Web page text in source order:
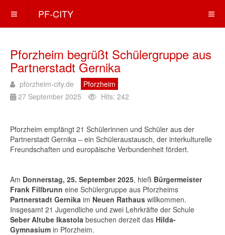
PF-CITY
Pforzheim begrüßt Schülergruppe aus
Partnerstadt Gernika
pforzheim-city.de
Pforzheim
27 September 2025
Hits: 242
Pforzheim empfängt 21 Schülerinnen und Schüler aus der
Partnerstadt Gernika – ein Schüleraustausch, der interkulturelle
Freundschaften und europäische Verbundenheit fördert.
Am Donnerstag, 25. September 2025, hieß Bürgermeister
Frank Fillbrunn eine Schülergruppe aus Pforzheims
Partnerstadt Gernika im Neuen Rathaus willkommen.
Insgesamt 21 Jugendliche und zwei Lehrkräfte der Schule
Seber Altube Ikastola besuchen derzeit das Hilda-
Gymnasium in Pforzheim.